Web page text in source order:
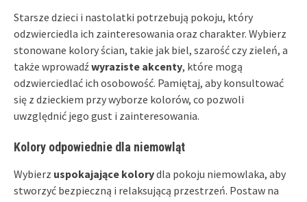
Starsze dzieci i nastolatki potrzebują pokoju, który
odzwierciedla ich zainteresowania oraz charakter. Wybierz
stonowane kolory ścian, takie jak biel, szarość czy zieleń, a
także wprowadźwyraziste akcenty, które mogą
odzwierciedlać ich osobowość. Pamiętaj, aby konsultować
się z dzieckiem przy wyborze kolorów, co pozwoli
uwzględnić jego gust i zainteresowania.
Kolory odpowiednie dla niemowląt
Wybierz uspokajające kolorydla pokoju niemowlaka, aby
stworzyć bezpieczną i relaksującą przestrzeń. Postaw na